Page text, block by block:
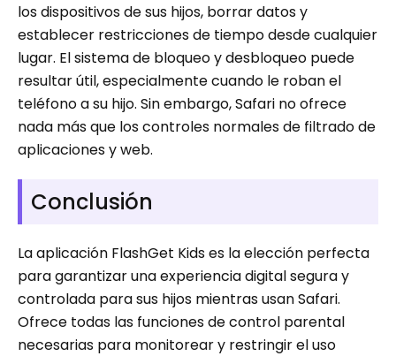
los dispositivos de sus hijos, borrar datos y
establecer restricciones de tiempo desde cualquier
lugar. El sistema de bloqueo y desbloqueo puede
resultar útil, especialmente cuando le roban el
teléfono a su hijo. Sin embargo, Safari no ofrece
nada más que los controles normales de filtrado de
aplicaciones y web.
Conclusión
La aplicación FlashGet Kids es la elección perfecta
para garantizar una experiencia digital segura y
controlada para sus hijos mientras usan Safari.
Ofrece todas las funciones de control parental
necesarias para monitorear y restringir el uso